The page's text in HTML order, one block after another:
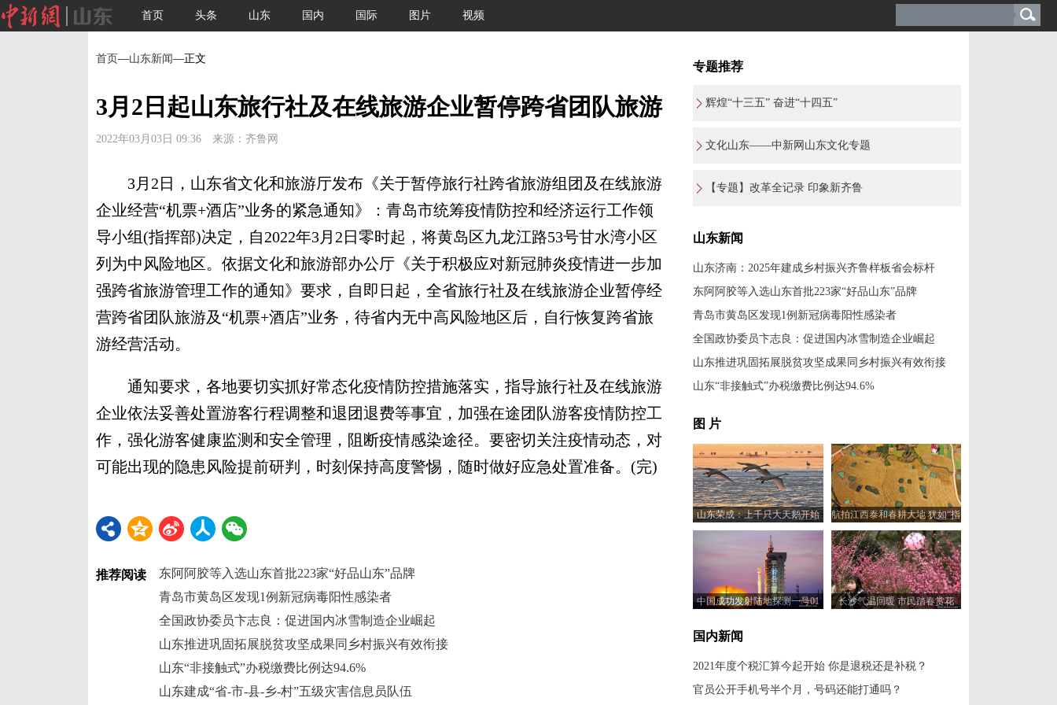
首页 头条 山东 国内 国际 图片 视频
首页—山东新闻—正文
3月2日起山东旅行社及在线旅游企业暂停跨省团队旅游
2022年03月03日 09:36 来源：齐鲁网
3月2日，山东省文化和旅游厅发布《关于暂停旅行社跨省旅游组团及在线旅游
企业经营“机票+酒店”业务的紧急通知》：青岛市统筹疫情防控和经济运行工作领
导小组(指挥部)决定，自2022年3月2日零时起，将黄岛区九龙江路53号甘水湾小区
列为中风险地区。依据文化和旅游部办公厅《关于积极应对新冠肺炎疫情进一步加
强跨省旅游管理工作的通知》要求，自即日起，全省旅行社及在线旅游企业暂停经
营跨省团队旅游及“机票+酒店”业务，待省内无中高风险地区后，自行恢复跨省旅
游经营活动。
通知要求，各地要切实抓好常态化疫情防控措施落实，指导旅行社及在线旅游
企业依法妥善处置游客行程调整和退团退费等事宜，加强在途团队游客疫情防控工
作，强化游客健康监测和安全管理，阻断疫情感染途径。要密切关注疫情动态，对
可能出现的隐患风险提前研判，时刻保持高度警惕，随时做好应急处置准备。(完)
推荐阅读
东阿阿胶等入选山东首批223家“好品山东”品牌
青岛市黄岛区发现1例新冠病毒阳性感染者
全国政协委员卞志良：促进国内冰雪制造企业崛起
山东推进巩固拓展脱贫攻坚成果同乡村振兴有效衔接
山东“非接触式”办税缴费比例达94.6%
山东建成“省-市-县-乡-村”五级灾害信息员队伍
专题推荐
辉煌“十三五” 奋进“十四五”
文化山东——中新网山东文化专题
【专题】改革全记录 印象新齐鲁
山东新闻
山东济南：2025年建成乡村振兴齐鲁样板省会标杆
东阿阿胶等入选山东首批223家“好品山东”品牌
青岛市黄岛区发现1例新冠病毒阳性感染者
全国政协委员卞志良：促进国内冰雪制造企业崛起
山东推进巩固拓展脱贫攻坚成果同乡村振兴有效衔接
山东“非接触式”办税缴费比例达94.6%
图 片
山东荣成：上千只大天鹅开始
北迁
航拍江西泰和春耕大地 犹如“指
纹”蔚为壮观
中国成功发射陆地探测一号01
长沙气温回暖 市民踏春赏花
国内新闻
2021年度个税汇算今起开始 你是退税还是补税？
官员公开手机号半个月，号码还能打通吗？